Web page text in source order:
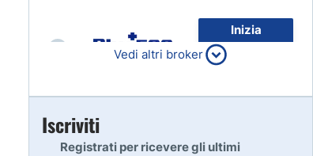
Inizia
80% dei conti al dettaglio di
CFD perdono denaro
7
Vedi altri broker
Iscriviti
Registrati per ricevere gli ultimi